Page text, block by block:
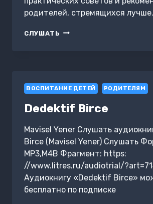
родителей, стремящихся
СЛУШАТЬ БЕСЕДЫ
И
ДЕТЕЙ
ВОСПИТАНИЕ ДЕТЕЙ РОДИТЕЛЯМ
Dedektif Birce
Mavisel Yener Слушать
Birce (Mavisel Yener) Слушать
MP3,M4B Фрагмент: https:
//www.litres.ru/audiotrial/
Аудиокнигу «Dedektif Birce»
бесплатно по подписке